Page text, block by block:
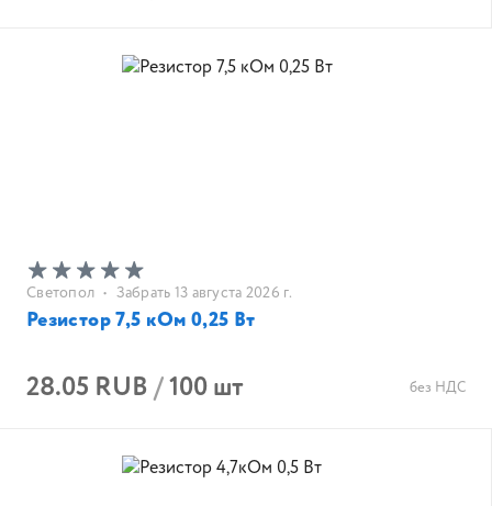
Светопол • Забрать 13 августа 2026 г.
Резистор 7,5 кОм 0,25 Вт
28.05 RUB/100 шт без НДС